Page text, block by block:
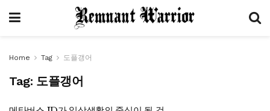
Home Tag 도플갱어
Tag: 도플갱어